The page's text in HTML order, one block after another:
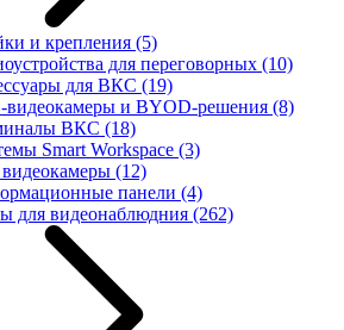
и крепления (5)
для переговорных (10)
для ВКС (19)
видеокамеры и BYOD-решения (8)
ВКС (18)
Smart Workspace (3)
(12)
панели (4)
для видеонаблюдния (262)